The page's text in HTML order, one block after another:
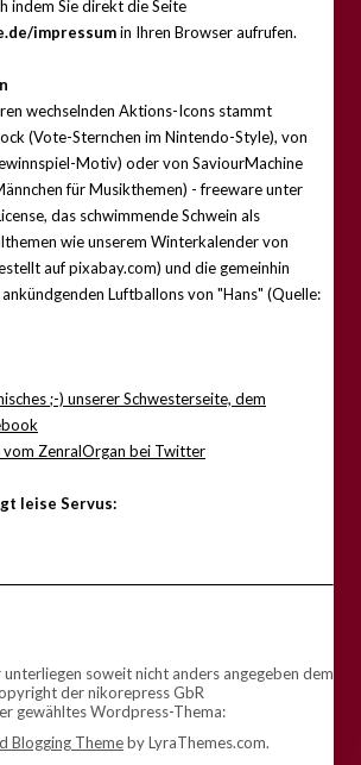
indem Sie direkt die Seite
impressumin Ihren Browser aufrufen.
wechselnden Aktions-Icons stammt
(Vote-Sternchen im Nintendo-Style), von
Motiv) oder von SaviourMachine
für Musikthemen) - freeware unter
das schwimmende Schwein als
wie unserem Winterkalender von
auf pixabay.com) und die gemeinhin
Luftballons von "Hans" (Quelle:
;-) unserer Schwesterseite, dem
vom ZenralOrgan bei Twitter
leise Servus:
soweit nicht anders angegeben dem
der nikorepress GbR
gewähltes Wordpress-Thema:
Blogging Themeby LyraThemes.com.